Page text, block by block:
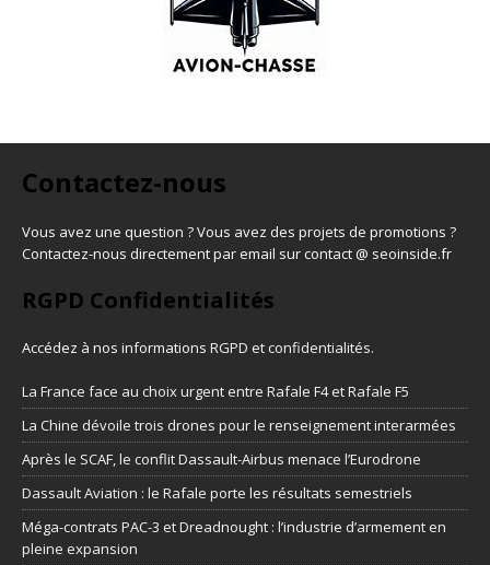
Contactez-nous
Vous avez une question ? Vous avez des projets de promotions ?
Contactez-nous directement par email sur contact @ seoinside.fr
RGPD Confidentialités
Accédez à nos informations RGPD et confidentialités.
La France face au choix urgent entre Rafale F4 et Rafale F5
La Chine dévoile trois drones pour le renseignement interarmées
Après le SCAF, le conflit Dassault-Airbus menace l’Eurodrone
Dassault Aviation : le Rafale porte les résultats semestriels
Méga-contrats PAC-3 et Dreadnought : l’industrie d’armement en
pleine expansion